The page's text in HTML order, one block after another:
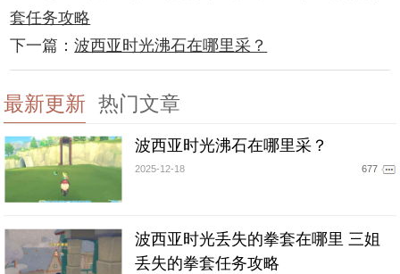
套任务攻略
下一篇：波西亚时光沸石在哪里采？
最新更新 热门文章
波西亚时光沸石在哪里采？
2025-12-18 677
波西亚时光丢失的拳套在哪里 三姐
丢失的拳套任务攻略